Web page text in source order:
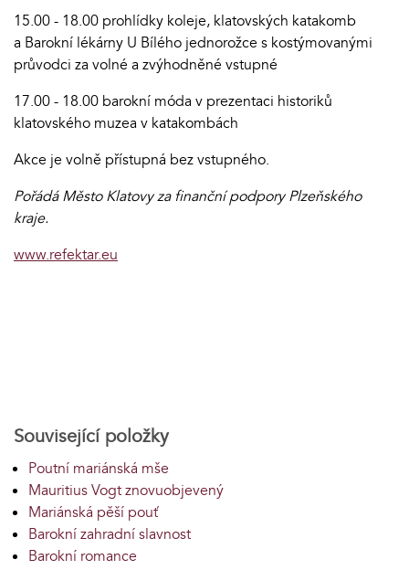
15.00 - 18.00 prohlídky koleje, klatovských katakomb
a Barokní lékárny U Bílého jednorožce s kostýmovanými
průvodci za volné a zvýhodněné vstupné
17.00 - 18.00 barokní móda v prezentaci historiků
klatovského muzea v katakombách
Akce je volně přístupná bez vstupného.
Pořádá Město Klatovy za finanční podpory Plzeňského
kraje.
www.refektar.eu
Související položky
Poutní mariánská mše
Mauritius Vogt znovuobjevený
Mariánská pěší pouť
Barokní zahradní slavnost
Barokní romance